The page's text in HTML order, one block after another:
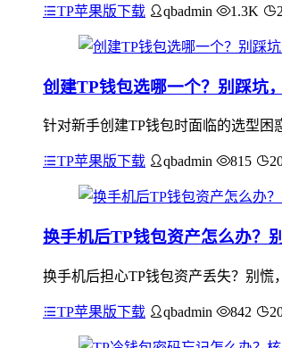
TP苹果版下载 qbadmin 1.3K
创建TP钱包选哪一个？别踩坑
针对新手创建TP钱包时面临的选型
TP苹果版下载 qbadmin 815
换手机后TP钱包资产怎么办？
换手机后担心TP钱包资产丢失？别
TP苹果版下载 qbadmin 842